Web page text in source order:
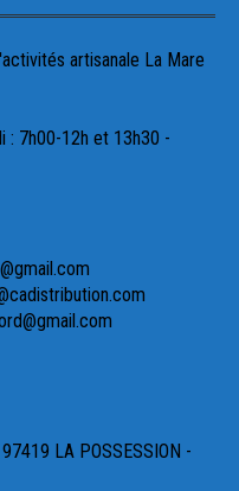
artisanale La Mare
: 7h00-12h et 13h30 -
LA POSSESSION -